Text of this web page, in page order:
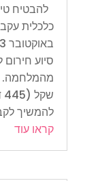
להבטיח
סיוע
להמשיך
קראו עוד